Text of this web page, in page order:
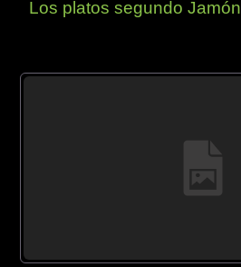
Los platos segundo Jamón